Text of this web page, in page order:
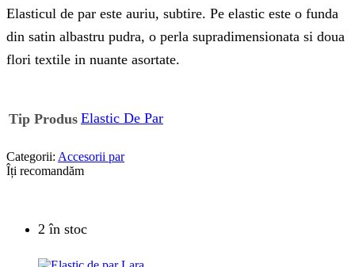
Elasticul de par este auriu, subtire. Pe elastic este o funda
din satin albastru pudra, o perla supradimensionata si doua
flori textile in nuante asortate.
Tip Produs Elastic De Par
Categorii: Accesorii par
Îți recomandăm
2 în stoc